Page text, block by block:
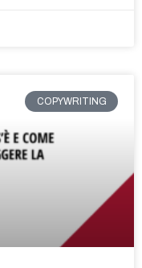
COPYWRITING